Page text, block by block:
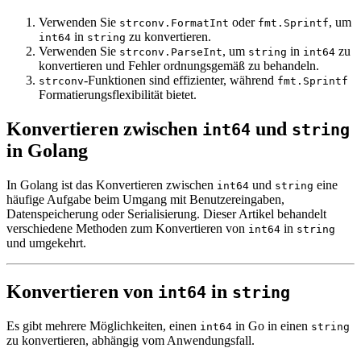
Verwenden Sie strconv.FormatInt oder fmt.Sprintf, um
int64 in string zu konvertieren.
Verwenden Sie strconv.ParseInt, um string in int64 zu
konvertieren und Fehler ordnungsgemäß zu behandeln.
strconv-Funktionen sind effizienter, während fmt.Sprintf
Formatierungsflexibilität bietet.
Konvertieren zwischen int64 und string
in Golang
In Golang ist das Konvertieren zwischen int64 und string eine
häufige Aufgabe beim Umgang mit Benutzereingaben,
Datenspeicherung oder Serialisierung. Dieser Artikel behandelt
verschiedene Methoden zum Konvertieren von int64 in string
und umgekehrt.
Konvertieren von int64 in string
Es gibt mehrere Möglichkeiten, einen int64 in Go in einen string
zu konvertieren, abhängig vom Anwendungsfall.